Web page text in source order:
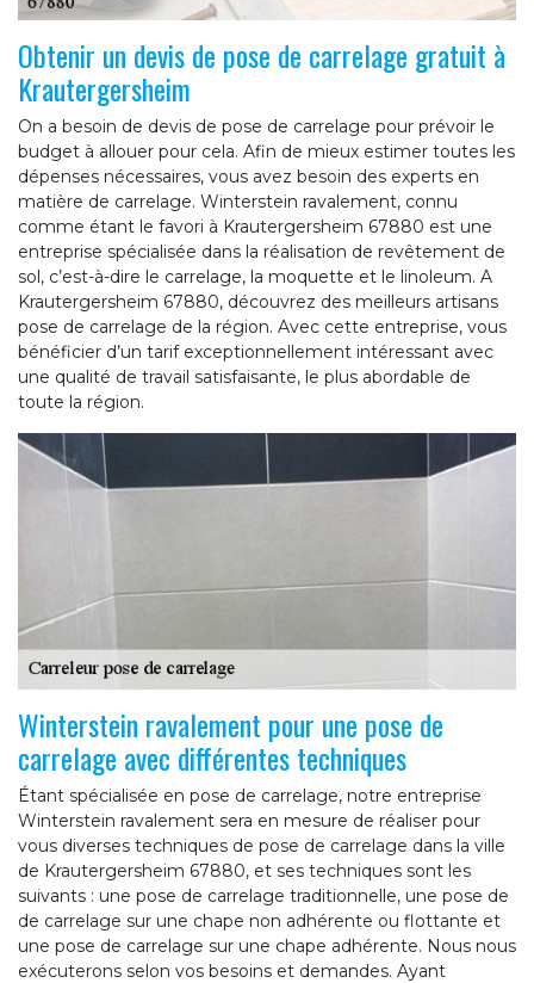
Obtenir un devis de pose de carrelage gratuit à
Krautergersheim
On a besoin de devis de pose de carrelage pour prévoir le
budget à allouer pour cela. Afin de mieux estimer toutes les
dépenses nécessaires, vous avez besoin des experts en
matière de carrelage. Winterstein ravalement, connu
comme étant le favori à Krautergersheim 67880 est une
entreprise spécialisée dans la réalisation de revêtement de
sol, c’est-à-dire le carrelage, la moquette et le linoleum. A
Krautergersheim 67880, découvrez des meilleurs artisans
pose de carrelage de la région. Avec cette entreprise, vous
bénéficier d’un tarif exceptionnellement intéressant avec
une qualité de travail satisfaisante, le plus abordable de
toute la région.
Winterstein ravalement pour une pose de
carrelage avec différentes techniques
Étant spécialisée en pose de carrelage, notre entreprise
Winterstein ravalement sera en mesure de réaliser pour
vous diverses techniques de pose de carrelage dans la ville
de Krautergersheim 67880, et ses techniques sont les
suivants : une pose de carrelage traditionnelle, une pose de
de carrelage sur une chape non adhérente ou flottante et
une pose de carrelage sur une chape adhérente. Nous nous
exécuterons selon vos besoins et demandes. Ayant